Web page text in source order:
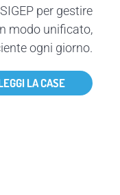
per gestire
modo unificato,
ogni giorno.
LA CASE